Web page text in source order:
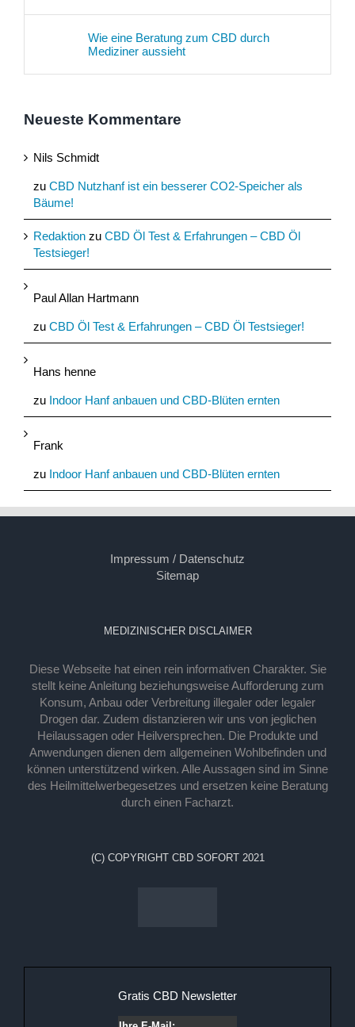
Wie eine Beratung zum CBD durch
Mediziner aussieht
Neueste Kommentare
Nils Schmidt
zu CBD Nutzhanf ist ein besserer CO2-Speicher als
Bäume!
Redaktion zu CBD Öl Test & Erfahrungen – CBD Öl
Testsieger!
Paul Allan Hartmann
zu CBD Öl Test & Erfahrungen – CBD Öl Testsieger!
Hans henne
zu Indoor Hanf anbauen und CBD-Blüten ernten
Frank
zu Indoor Hanf anbauen und CBD-Blüten ernten
Impressum / Datenschutz
Sitemap
MEDIZINISCHER DISCLAIMER
Diese Webseite hat einen rein informativen Charakter. Sie
stellt keine Anleitung beziehungsweise Aufforderung zum
Konsum, Anbau oder Verbreitung illegaler oder legaler
Drogen dar. Zudem distanzieren wir uns von jeglichen
Heilaussagen oder Heilversprechen. Die Produkte und
Anwendungen dienen dem allgemeinen Wohlbefinden und
können unterstützend wirken. Alle Aussagen sind im Sinne
des Heilmittelwerbegesetzes und ersetzen keine Beratung
durch einen Facharzt.
(C) COPYRIGHT CBD SOFORT 2021
Gratis CBD Newsletter